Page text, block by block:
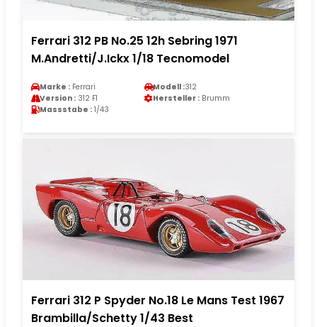
Ferrari 312 PB No.25 12h Sebring 1971
M.Andretti/J.Ickx 1/18 Tecnomodel
Marke : Ferrari Modell :312
Version : 312 F1 Hersteller : Brumm
Massstabe : 1/43
Ferrari 312 P Spyder No.18 Le Mans Test 1967
Brambilla/Schetty 1/43 Best